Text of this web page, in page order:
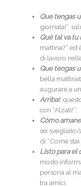
Que tengas
giornata!”,
Qué tal va tu
mattina?”
di lavoro
Que tengas
bella
augurare a
Arriba!:
con “Alzati!”;
Cómo
sei svegliato/
di “Come
Listo para el
modo
persona al
tra amici;